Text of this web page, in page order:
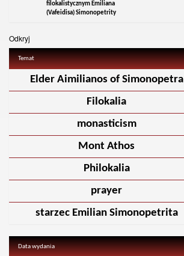
filokalistycznym Emiliana
(Vafeidisa) Simonopetrity
Odkryj
Temat
Elder Aimilianos of Simonopetra
Filokalia
monasticism
Mont Athos
Philokalia
prayer
starzec Emilian Simonopetrita
Data wydania